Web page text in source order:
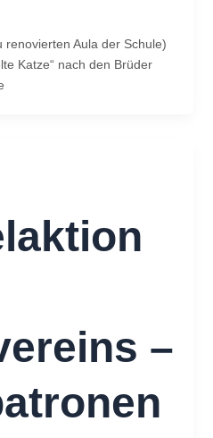
Aula der Schule)
Katze“ nach den Brüder
–